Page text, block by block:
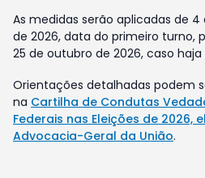
As medidas serão aplicadas de
de 2026, data do primeiro turno,
25 de outubro de 2026, caso
Orientações detalhadas podem
na Cartilha de Condutas
Federais nas Eleições de 2026,
Advocacia-Geral da União.